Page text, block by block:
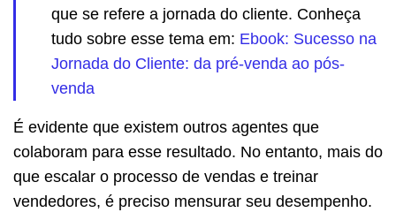
que se refere a jornada do cliente. Conheça
tudo sobre esse tema em: Ebook: Sucesso na
Jornada do Cliente: da pré-venda ao pós-
venda
É evidente que existem outros agentes que
colaboram para esse resultado. No entanto, mais do
que escalar o processo de vendas e treinar
vendedores, é preciso mensurar seu desempenho.